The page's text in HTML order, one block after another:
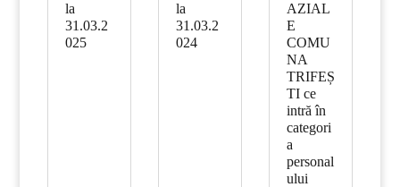
la
31.03.2
025
la
31.03.2
024
AZIAL
E
COMU
NA
TRIFEȘ
TI ce
intră în
categori
a
personal
ului